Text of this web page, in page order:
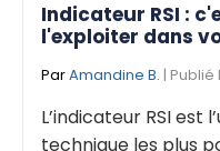
Indicateur RSI :
l'exploiter dans
ParAmandine B. | Publié
L’indicateur RSI est
technique les plus